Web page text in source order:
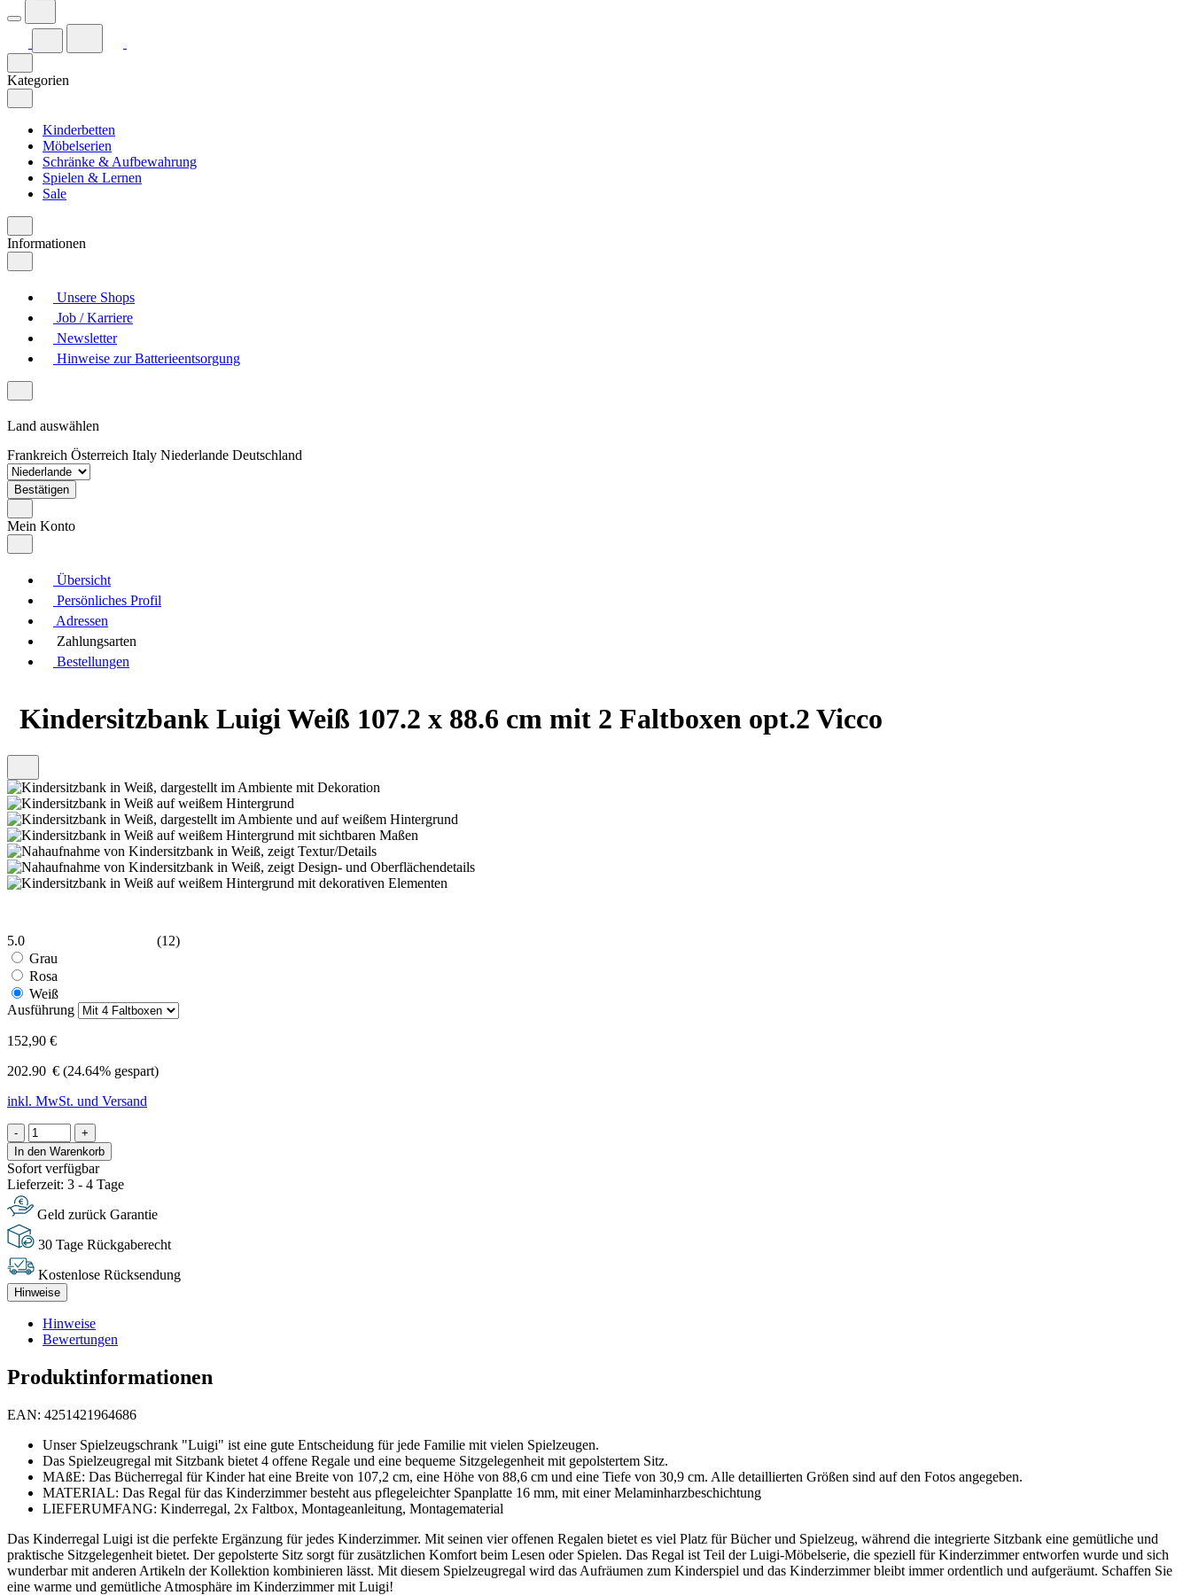
Kategorien
Kinderbetten
Möbelserien
Schränke & Aufbewahrung
Spielen & Lernen
Sale
Informationen
Unsere Shops
Job / Karriere
Newsletter
Hinweise zur Batterieentsorgung
Land auswählen
Frankreich Österreich Italy Niederlande Deutschland
Bestätigen
Mein Konto
Übersicht
Persönliches Profil
Adressen
Zahlungsarten
Bestellungen
Kindersitzbank Luigi Weiß 107.2 x 88.6 cm mit 2 Faltboxen opt.2 Vicco
5.0
(12)
Grau
Rosa
Weiß
Ausführung
152,90 €
202.90 € (24.64% gespart)
inkl. MwSt. und Versand
-
+
In den Warenkorb
Sofort verfügbar
Lieferzeit: 3 - 4 Tage
Geld zurück Garantie
30 Tage Rückgaberecht
Kostenlose Rücksendung
Hinweise
Hinweise
Bewertungen
Produktinformationen
EAN: 4251421964686
Unser Spielzeugschrank "Luigi" ist eine gute Entscheidung für jede Familie mit vielen Spielzeugen.
Das Spielzeugregal mit Sitzbank bietet 4 offene Regale und eine bequeme Sitzgelegenheit mit gepolstertem Sitz.
MAßE: Das Bücherregal für Kinder hat eine Breite von 107,2 cm, eine Höhe von 88,6 cm und eine Tiefe von 30,9 cm. Alle detaillierten Größen sind auf den Fotos angegeben.
MATERIAL: Das Regal für das Kinderzimmer besteht aus pflegeleichter Spanplatte 16 mm, mit einer Melaminharzbeschichtung
LIEFERUMFANG: Kinderregal, 2x Faltbox, Montageanleitung, Montagematerial
Das Kinderregal Luigi ist die perfekte Ergänzung für jedes Kinderzimmer. Mit seinen vier offenen Regalen bietet es viel Platz für Bücher und Spielzeug, während die integrierte Sitzbank eine gemütliche und
praktische Sitzgelegenheit bietet. Der gepolsterte Sitz sorgt für zusätzlichen Komfort beim Lesen oder Spielen. Das Regal ist Teil der Luigi-Möbelserie, die speziell für Kinderzimmer entworfen wurde und sich
wunderbar mit anderen Artikeln der Kollektion kombinieren lässt. Mit diesem Spielzeugregal wird das Aufräumen zum Kinderspiel und das Kinderzimmer bleibt immer ordentlich und aufgeräumt. Schaffen Sie
eine warme und gemütliche Atmosphäre im Kinderzimmer mit Luigi!